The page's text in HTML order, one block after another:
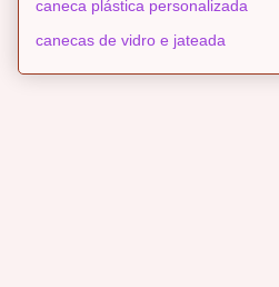
caneca plástica personalizada
canecas de vidro e jateada